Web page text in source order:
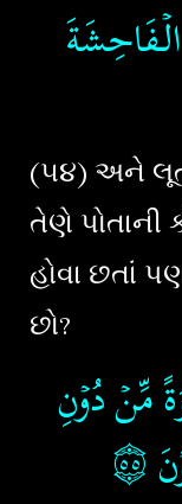
(૫૪) અને
તેણે
હોવા છતાં
છો?
مِّنۡ دُوۡنِ
۝٥٥